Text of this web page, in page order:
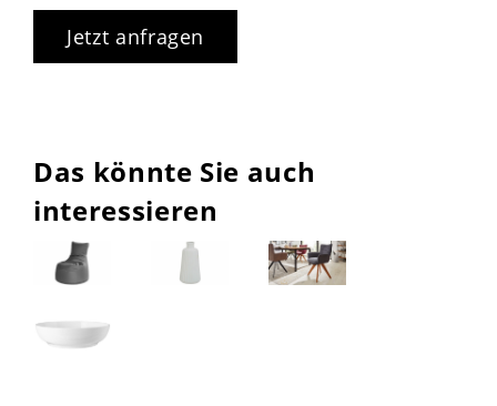
Jetzt anfragen
Das könnte Sie auch
interessieren